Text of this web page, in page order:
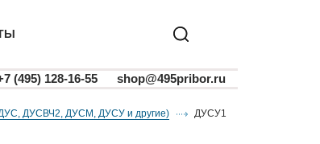
(495) 128-16-55 shop@495pribor.ru
ДУС, ДУСВЧ2, ДУСМ, ДУСУ и другие) ДУСУ1